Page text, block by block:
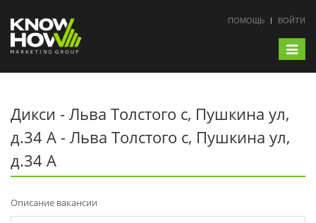
ПОМОЩЬ ВОЙТИ
Toggle
Дикси - Льва Толстого с, Пушкина ул,
д.34 А - Льва Толстого с, Пушкина ул,
д.34 А
Описание вакансии